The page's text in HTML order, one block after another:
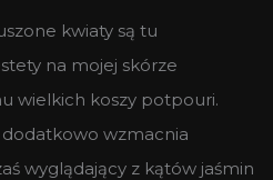
kwiaty są tu
na mojej skórze
wielkich koszy potpouri.
wzmacnia
wyglądający z kątów jaśmin